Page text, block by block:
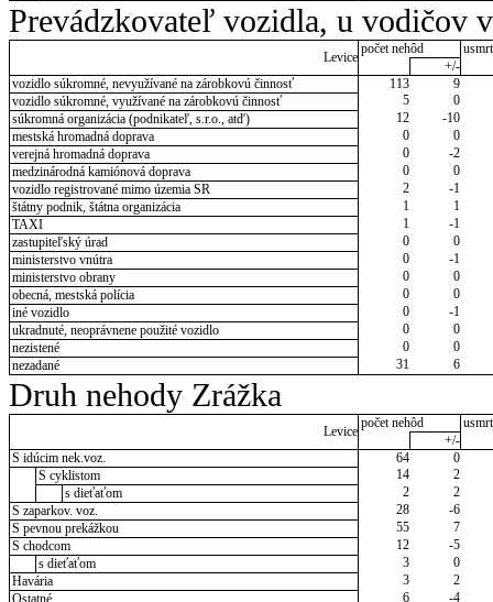
Prevádzkovateľ vozidla, u vodičov
Levice
počet nehôd
+/-
vozidlo súkromné, nevyužívané na zárobkovú činnosť
113
9
vozidlo súkromné, využívané na zárobkovú činnosť
5
0
súkromná organizácia (podnikateľ, s.r.o., atď)
12
-10
mestská hromadná doprava
0
0
verejná hromadná doprava
0
-2
medzinárodná kamiónová doprava
0
0
vozidlo registrované mimo územia SR
2
-1
štátny podnik, štátna organizácia
1
1
TAXI
1
-1
zastupiteľský úrad
0
0
ministerstvo vnútra
0
-1
ministerstvo obrany
0
0
obecná, mestská polícia
0
0
iné vozidlo
0
-1
ukradnuté, neoprávnene použité vozidlo
0
0
nezistené
0
0
nezadané
31 6
Druh nehody Zrážka
Levice
počet nehôd
+/-
S idúcim nek.voz.
64
0
S cyklistom
14
2
s dieťaťom
2
2
S zaparkov. voz.
28
-6
S pevnou prekážkou
55
7
S chodcom
12
-5
s dieťaťom
3
0
Havária
3
2
6 -4